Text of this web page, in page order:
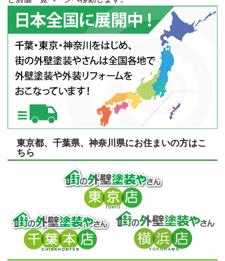
東京都、千葉県、神奈川県にお住まいの方はこ
ちら